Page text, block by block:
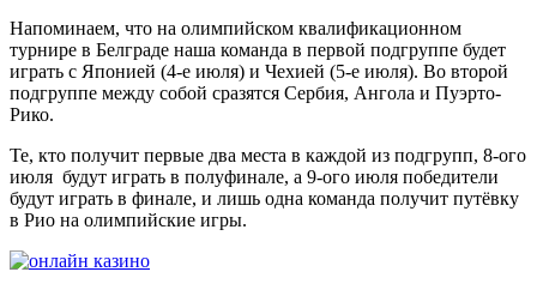
Напоминаем, что на олимпийском квалификационном
турнире в Белграде наша команда в первой подгруппе будет
играть с Японией (4-е июля) и Чехией (5-е июля). Во второй
подгруппе между собой сразятся Сербия, Ангола и Пуэрто-
Рико.
Те, кто получит первые два места в каждой из подгрупп, 8-ого
июля будут играть в полуфинале, а 9-ого июля победители
будут играть в финале, и лишь одна команда получит путёвку
в Рио на олимпийские игры.